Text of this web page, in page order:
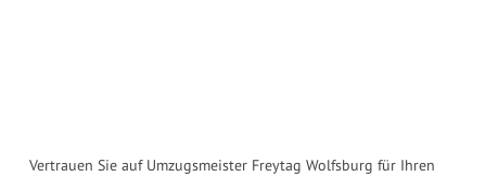
Vertrauen Sie auf Umzugsmeister Freytag Wolfsburg für Ihren